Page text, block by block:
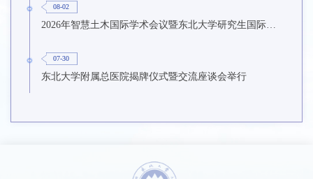
08-02
2026年智慧土木国际学术会议暨东北大学研究生国际暑期学校第九期在东北大学召开
07-30
东北大学附属总医院揭牌仪式暨交流座谈会举行